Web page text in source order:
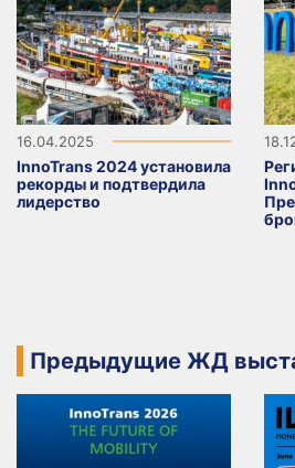
16.04.2025
InnoTrans 2024 установила
рекорды и подтвердила
лидерство
Предыдущие ЖД